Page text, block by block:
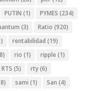
PUTIN (1) PYMES (234)
(3) Ratio (920)
rentabilidad (19)
rio (1) ripple (1)
RTS (5) rty(6)
sami (1) San (4)